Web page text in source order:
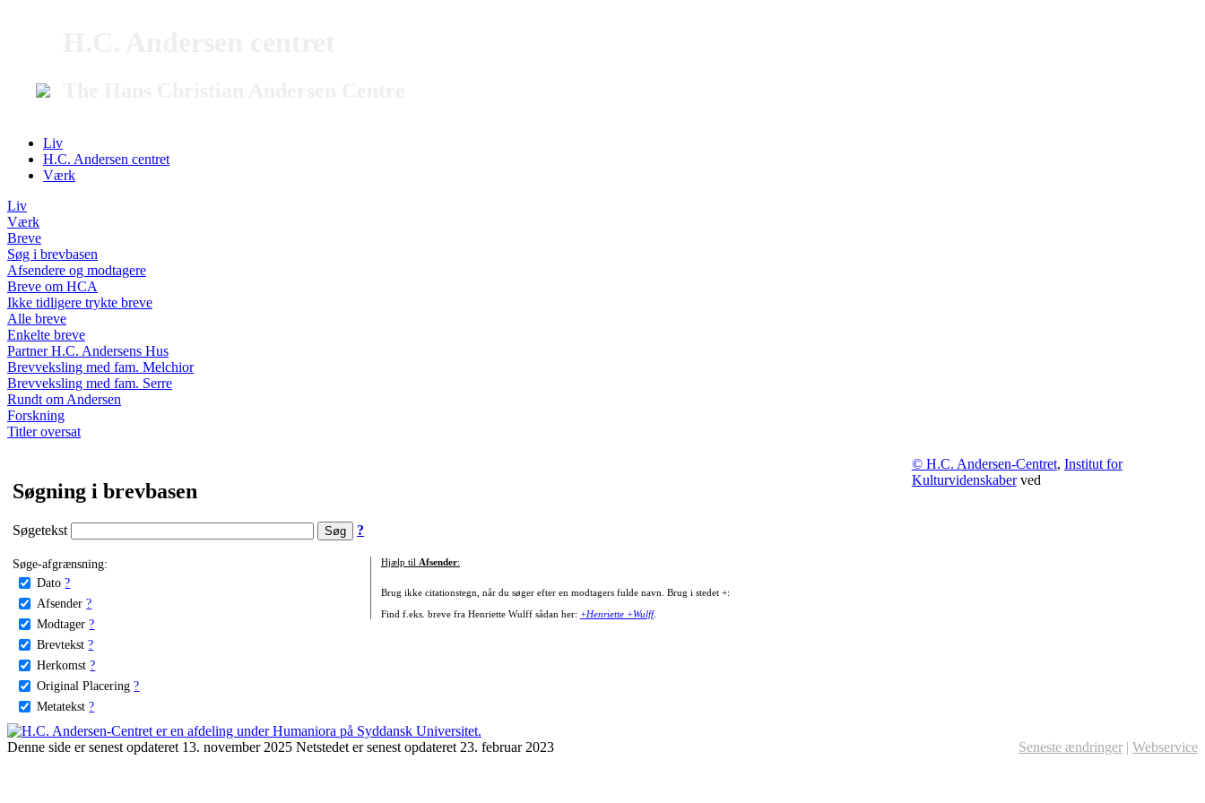
Liv
H.C. Andersen centret
Værk
Liv
Værk
Breve
Søg i brevbasen
Afsendere og modtagere
Breve om HCA
Ikke tidligere trykte breve
Alle breve
Enkelte breve
Partner H.C. Andersens Hus
Brevveksling med fam. Melchior
Brevveksling med fam. Serre
Rundt om Andersen
Forskning
Titler oversat
Søgning i brevbasen
Søgetekst ?
Søge-afgrænsning:
Dato ?
Afsender ?
Modtager ?
Brevtekst ?
Herkomst ?
Original Placering ?
Metatekst ?
Hjælp til Afsender:
Brug ikke citationstegn, når du søger efter en modtagers fulde navn. Brug i stedet +:
Find f.eks. breve fra Henriette Wulff sådan her: +Henriette +Wulff.
© H.C. Andersen-Centret, Institut for
Kulturvidenskaberved
Denne side er senest opdateret 13. november 2025 Netstedet er senest opdateret 23. februar 2023 Seneste ændringer | Webservice